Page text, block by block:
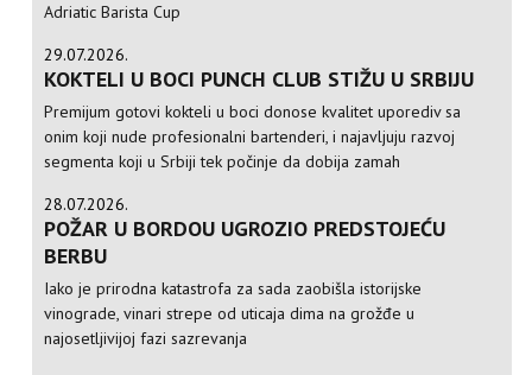
Adriatic Barista Cup
29.07.2026.
KOKTELI U BOCI PUNCH CLUB STIŽU U SRBIJU
Premijum gotovi kokteli u boci donose kvalitet uporediv sa
onim koji nude profesionalni bartenderi, i najavljuju razvoj
segmenta koji u Srbiji tek počinje da dobija zamah
28.07.2026.
POŽAR U BORDOU UGROZIO PREDSTOJEĆU
BERBU
Iako je prirodna katastrofa za sada zaobišla istorijske
vinograde, vinari strepe od uticaja dima na grožđe u
najosetljivijoj fazi sazrevanja